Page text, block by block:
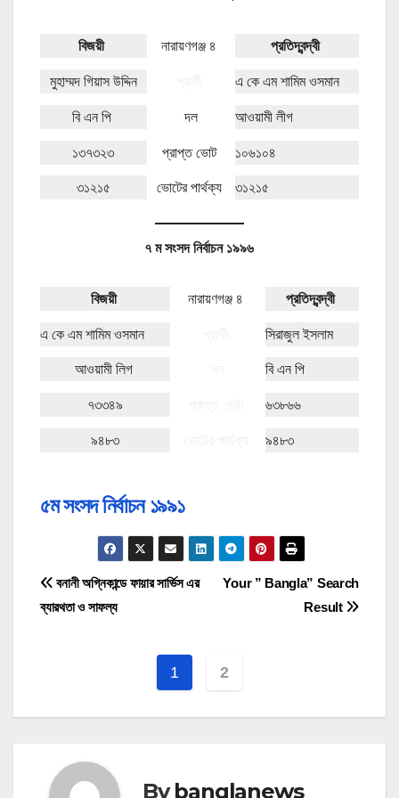
বিজয়ী
মুহাম্মদ গিয়াস উদ্দিন
বি এন পি
১৩৭৩২৩
৩১২১৫
নারায়ণগঞ্জ ৪
দল
প্রাপ্ত ভোট
ভোটের পার্থক্য
প্রতিদ্বন্দ্বী
এ কে এম শামিম ওসমান
আওয়ামী লীগ
১০৬১০৪
৩১২১৫
৭ ম সংসদ নির্বাচন ১৯৯৬
বিজয়ী
এ কে এম শামিম ওসমান
আওয়ামী লিগ
৭৩৩৪৯
৯৪৮৩
নারায়ণগঞ্জ ৪ প্রতিদ্বন্দ্বী
সিরাজুল ইসলাম
বি এন পি
৬৩৮৬৬
৯৪৮৩
৫ম সংসদ নির্বাচন ১৯৯১
P
o
a
Your ” Bangla” Search
Result
বনানী অগ্নিকান্ডে ফায়ার সার্ভিস এর
ব্যারথতা ও সাফল্য
1 2
Bybanglanews